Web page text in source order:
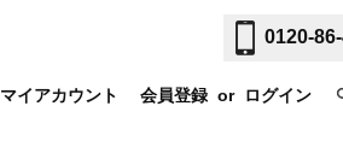
0120-
マイアカウント 会員登録 or ログイン